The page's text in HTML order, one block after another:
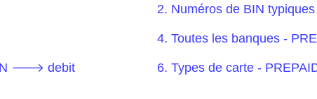
2. Numéros de BIN
4. Toutes les banques -
🡒 debit 6. Types de carte -